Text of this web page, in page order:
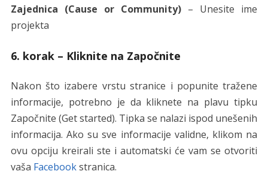
Zajednica (Cause or Community) – Unesite ime
projekta
6. korak – Kliknite na Započnite
Nakon što izabere vrstu stranice i popunite tražene
informacije, potrebno je da kliknete na plavu tipku
Započnite (Get started). Tipka se nalazi ispod unešenih
informacija. Ako su sve informacije validne, klikom na
ovu opciju kreirali ste i automatski će vam se otvoriti
vaša Facebookstranica.